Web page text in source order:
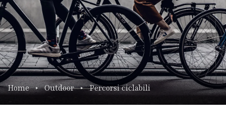
Home Outdoor Percorsi ciclabili